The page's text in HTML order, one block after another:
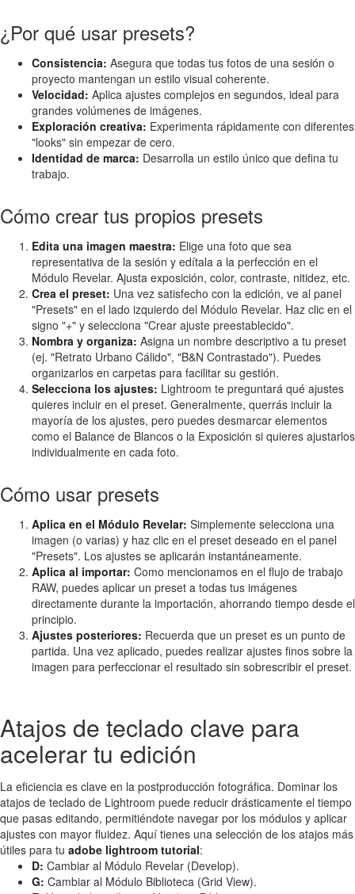
¿Por qué usar presets?
Consistencia: Asegura que todas tus fotos de una sesión o
proyecto mantengan un estilo visual coherente.
Velocidad: Aplica ajustes complejos en segundos, ideal para
grandes volúmenes de imágenes.
Exploración creativa: Experimenta rápidamente con diferentes
"looks" sin empezar de cero.
Identidad de marca: Desarrolla un estilo único que defina tu
trabajo.
Cómo crear tus propios presets
Edita una imagen maestra: Elige una foto que sea
representativa de la sesión y edítala a la perfección en el
Módulo Revelar. Ajusta exposición, color, contraste, nitidez, etc.
Crea el preset: Una vez satisfecho con la edición, ve al panel
"Presets" en el lado izquierdo del Módulo Revelar. Haz clic en el
signo "+" y selecciona "Crear ajuste preestablecido".
Nombra y organiza: Asigna un nombre descriptivo a tu preset
(ej. "Retrato Urbano Cálido", "B&N Contrastado"). Puedes
organizarlos en carpetas para facilitar su gestión.
Selecciona los ajustes: Lightroom te preguntará qué ajustes
quieres incluir en el preset. Generalmente, querrás incluir la
mayoría de los ajustes, pero puedes desmarcar elementos
como el Balance de Blancos o la Exposición si quieres ajustarlos
individualmente en cada foto.
Cómo usar presets
Aplica en el Módulo Revelar: Simplemente selecciona una
imagen (o varias) y haz clic en el preset deseado en el panel
"Presets". Los ajustes se aplicarán instantáneamente.
Aplica al importar: Como mencionamos en el flujo de trabajo
RAW, puedes aplicar un preset a todas tus imágenes
directamente durante la importación, ahorrando tiempo desde el
principio.
Ajustes posteriores: Recuerda que un preset es un punto de
partida. Una vez aplicado, puedes realizar ajustes finos sobre la
imagen para perfeccionar el resultado sin sobrescribir el preset.
Atajos de teclado clave para
acelerar tu edición
La eficiencia es clave en la postproducción fotográfica. Dominar los
atajos de teclado de Lightroom puede reducir drásticamente el tiempo
que pasas editando, permitiéndote navegar por los módulos y aplicar
ajustes con mayor fluidez. Aquí tienes una selección de los atajos más
útiles para tu adobe lightroom tutorial:
D: Cambiar al Módulo Revelar (Develop).
G: Cambiar al Módulo Biblioteca (Grid View).